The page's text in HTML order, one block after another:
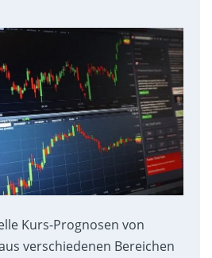
Kurs-Prognosen von
verschiedenen Bereichen